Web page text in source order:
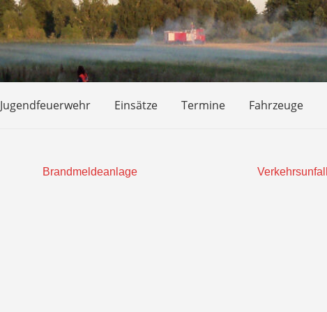
Jugendfeuerwehr Einsätze Termine Fahrzeuge
Brandmeldeanlage Verkehrsunfall